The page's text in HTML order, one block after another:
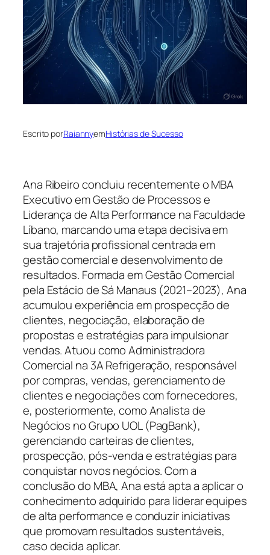
Escrito porRaiannyemHistórias de Sucesso
Ana Ribeiro concluiu recentemente o MBA
Executivo em Gestão de Processos e
Liderança de Alta Performance na Faculdade
Líbano, marcando uma etapa decisiva em
sua trajetória profissional centrada em
gestão comercial e desenvolvimento de
resultados. Formada em Gestão Comercial
pela Estácio de Sá Manaus (2021–2023), Ana
acumulou experiência em prospecção de
clientes, negociação, elaboração de
propostas e estratégias para impulsionar
vendas. Atuou como Administradora
Comercial na 3A Refrigeração, responsável
por compras, vendas, gerenciamento de
clientes e negociações com fornecedores,
e, posteriormente, como Analista de
Negócios no Grupo UOL (PagBank),
gerenciando carteiras de clientes,
prospecção, pós-venda e estratégias para
conquistar novos negócios. Com a
conclusão do MBA, Ana está apta a aplicar o
conhecimento adquirido para liderar equipes
de alta performance e conduzir iniciativas
que promovam resultados sustentáveis,
caso decida aplicar.